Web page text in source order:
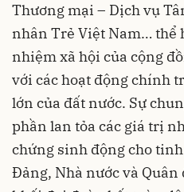
Thương mại – Dịch vụ
nhân Trẻ Việt Nam… thể
nhiệm xã hội của cộng
với các hoạt động chính
lớn của đất nước. Sự
phần lan tỏa các giá trị
chứng sinh động cho
Đảng, Nhà nước và